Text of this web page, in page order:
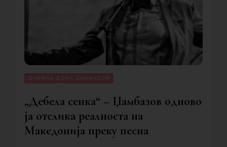
„Дебела сенка“ – Џамбазов одново
ја отслика реалноста на
Македонија преку песна